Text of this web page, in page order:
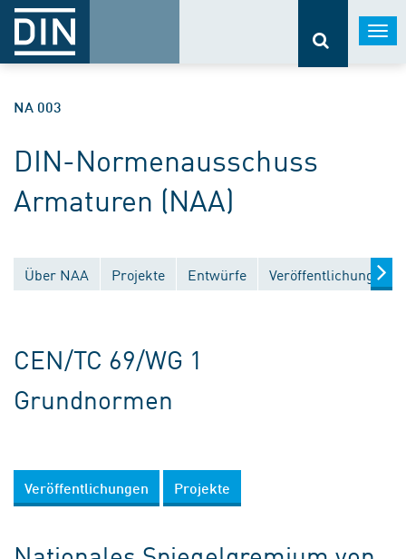
NA 003
DIN-Normenausschuss
Armaturen (NAA)
Über NAA Projekte Entwürfe Veröffentlichungen
CEN/TC 69/WG 1
Grundnormen
Veröffentlichungen Projekte